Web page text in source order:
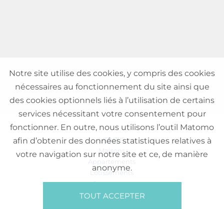
VENTE
Maisons
Appartements
Lotissements
Commerces
Bureaux
Notre site utilise des cookies, y compris des cookies
nécessaires au fonctionnement du site ainsi que
des cookies optionnels liés à l’utilisation de certains
services nécessitant votre consentement pour
fonctionner. En outre, nous utilisons l’outil Matomo
afin d’obtenir des données statistiques relatives à
votre navigation sur notre site et ce, de manière
anonyme.
TOUT ACCEPTER